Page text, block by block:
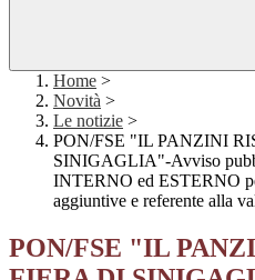
Home >
Novità >
Le notizie >
PON/FSE "IL PANZINI
SINIGAGLIA"-Avviso
INTERNO ed ESTERNO
aggiuntive e referente alla
PON/FSE "IL